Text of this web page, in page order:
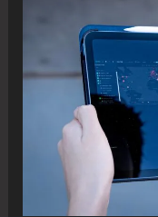
inversores
capital